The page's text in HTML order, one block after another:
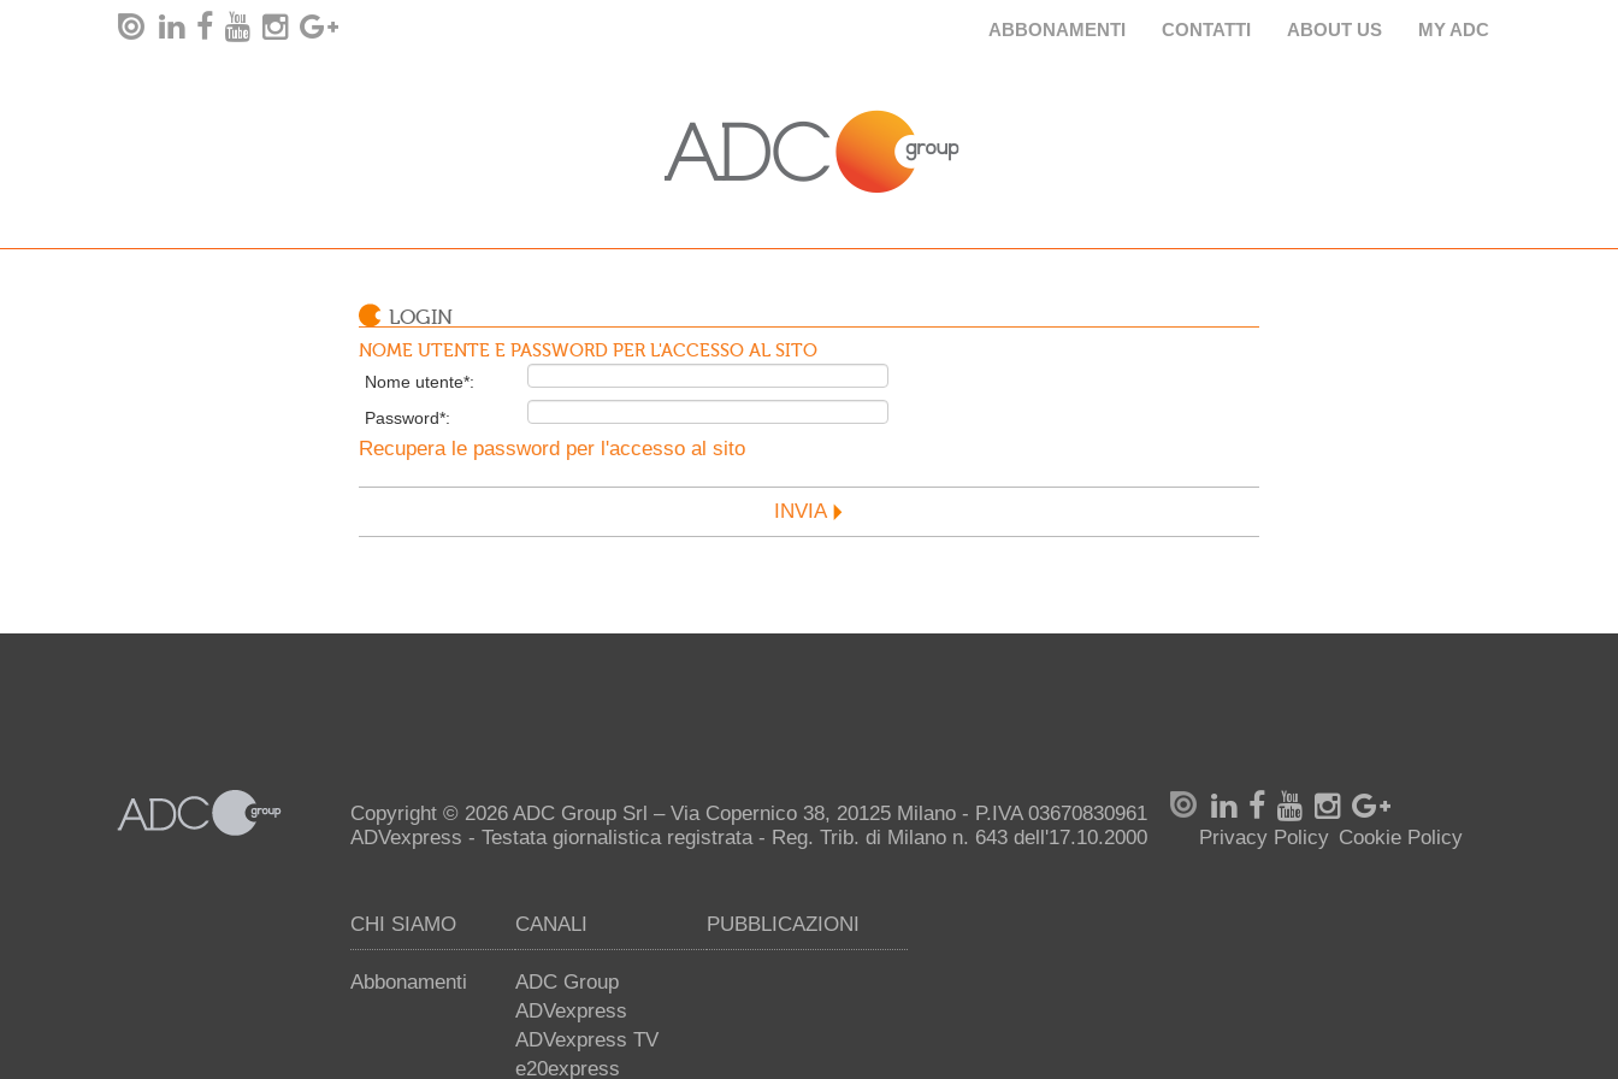
ABBONAMENTI CONTATTI ABOUT US MY ADC
LOGIN
NOME UTENTE E PASSWORD PER L'ACCESSO AL SITO
Nome utente*:
Password*:
Recupera le password per l'accesso al sito
INVIA
Copyright © 2026 ADC Group Srl – Via Copernico 38, 20125 Milano - P.IVA 03670830961
ADVexpress - Testata giornalistica registrata - Reg. Trib. di Milano n. 643 dell'17.10.2000
CHI SIAMO
Abbonamenti
CANALI
ADC Group
ADVexpress
ADVexpress TV
e20express
PUBBLICAZIONI
Privacy Policy Cookie Policy